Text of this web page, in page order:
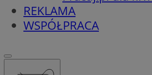
REKLAMA
WSPÓŁPRACA